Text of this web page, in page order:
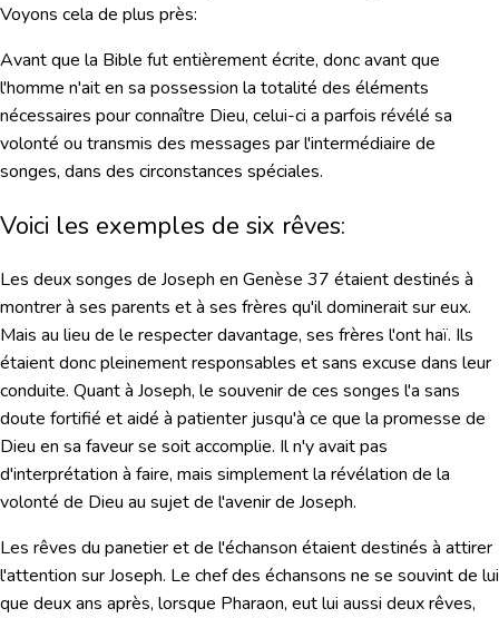
Voyons cela de plus près:
Avant que la Bible fut entièrement écrite, donc avant que
l'homme n'ait en sa possession la totalité des éléments
nécessaires pour connaître Dieu, celui-ci a parfois révélé sa
volonté ou transmis des messages par l'intermédiaire de
songes, dans des circonstances spéciales.
Voici les exemples de six rêves:
Les deux songes de Joseph en Genèse 37 étaient destinés à
montrer à ses parents et à ses frères qu'il dominerait sur eux.
Mais au lieu de le respecter davantage, ses frères l'ont haï. Ils
étaient donc pleinement responsables et sans excuse dans leur
conduite. Quant à Joseph, le souvenir de ces songes l'a sans
doute fortifié et aidé à patienter jusqu'à ce que la promesse de
Dieu en sa faveur se soit accomplie. Il n'y avait pas
d'interprétation à faire, mais simplement la révélation de la
volonté de Dieu au sujet de l'avenir de Joseph.
Les rêves du panetier et de l'échanson étaient destinés à attirer
l'attention sur Joseph. Le chef des échansons ne se souvint de lui
que deux ans après, lorsque Pharaon, eut lui aussi deux rêves,